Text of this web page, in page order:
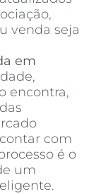
venda seja
em
encontra,
com
é o
um